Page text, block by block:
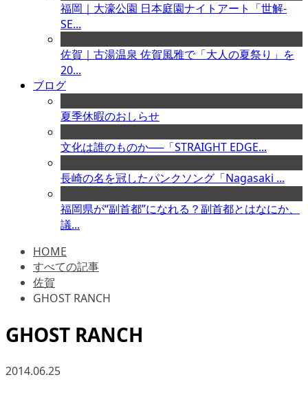
福岡｜大濠公園 日本庭園ナイトアート「世解-
SE...
佐賀｜古湯温泉 佐賀風雅で「大人の夏祭り」を
20...
ブログ
夏季休暇のおしらせ
文化は誰のものか──「STRAIGHT EDGE...
長崎の名を冠したパンクソング「Nagasaki ...
福岡県が“副首都”になれる？副首都とはなにか、
議...
HOME
すべての記事
佐賀
GHOST RANCH
GHOST RANCH
2014.06.25